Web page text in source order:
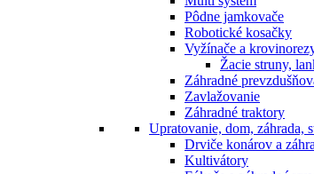
Pôdne jamkovače
Robotické kosačky
Vyžínače a
Žacie struny,
Záhradné
Zavlažovanie
Záhradné traktory
Upratovanie, dom, záhrada,
Drviče konárov a
Kultivátory